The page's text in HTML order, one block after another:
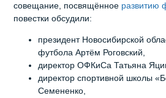
совещание, посвящённое развитию
повестки обсудили:
президент Новосибирской
футбола Артём Роговский,
директор ОФКиСа Татьяна
директор спортивной школы
Семененко,